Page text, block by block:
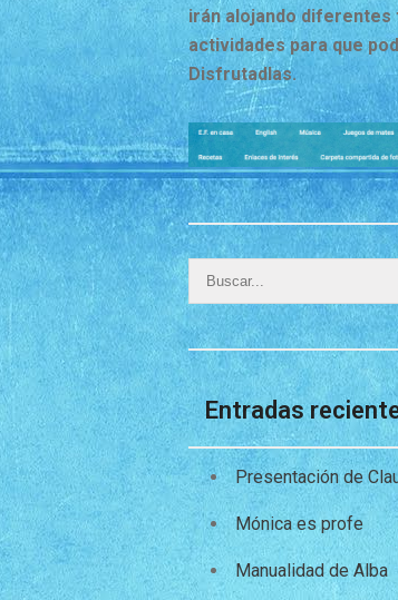
irán alojando diferentes
actividades para que
Disfrutadlas.
Entradas
Presentación de
Mónica es profe
Manualidad de Alba